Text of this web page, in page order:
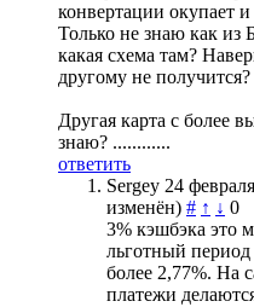
конвертации окупает
Только не знаю как из
какая схема там?
другому не
Другая карта с более
знаю? ............
ответить
Sergey 24
изменён) # ↑ ↓ 0
3% кэшбэка это
льготный
более 2,77%. На
платежи